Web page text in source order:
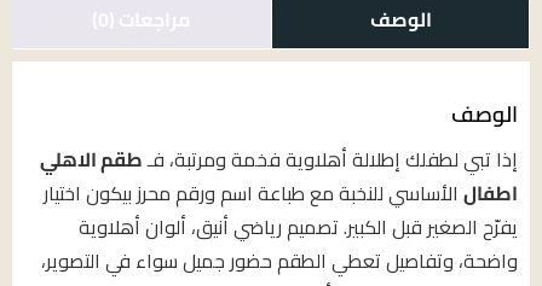
الوصف
الوصف
إذا تبي لطفلك إطلالة أهلاوية فخمة ومرتبة، فـطقم الاهلي
اطفال الأساسي للنخبة مع طباعة اسم ورقم محرز بيكون اختيار
يفرّح الصغير قبل الكبير. تصميم رياضي أنيق، ألوان أهلاوية
واضحة، وتفاصيل تعطي الطقم حضور جميل سواء في التصوير،